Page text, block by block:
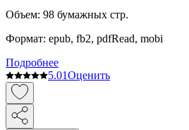
Объем: 98 бумажных стр.
Формат: epub, fb2, pdfRead, mobi
Подробнее
5.01Оценить